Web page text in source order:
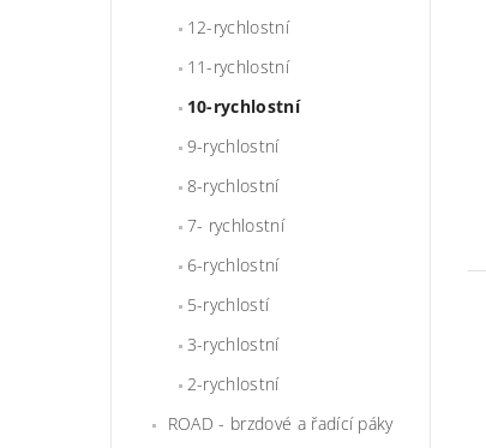
12-rychlostní
11-rychlostní
10-rychlostní
9-rychlostní
8-rychlostní
7- rychlostní
6-rychlostní
5-rychlostí
3-rychlostní
2-rychlostní
ROAD - brzdové a řadící páky